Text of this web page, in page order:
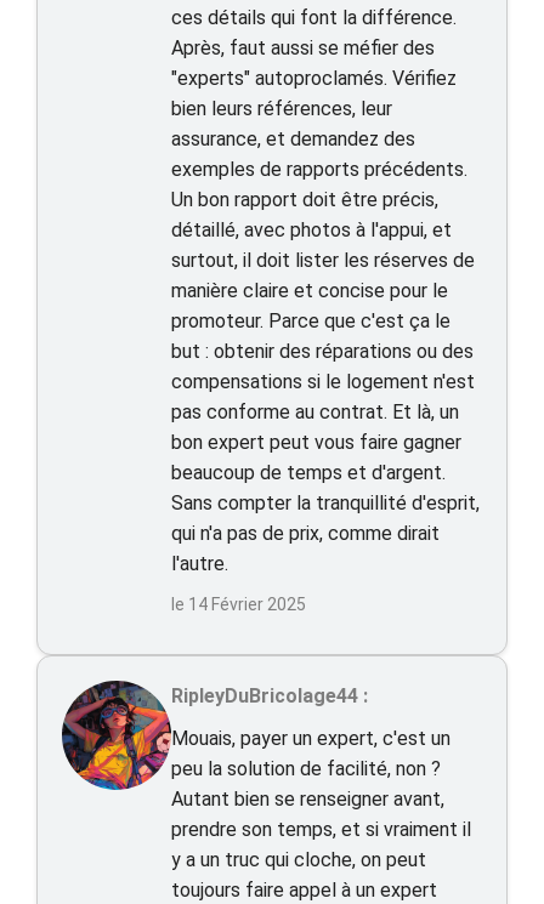
ces détails qui font la différence.
Après, faut aussi se méfier des
"experts" autoproclamés. Vérifiez
bien leurs références, leur
assurance, et demandez des
exemples de rapports précédents.
Un bon rapport doit être précis,
détaillé, avec photos à l'appui, et
surtout, il doit lister les réserves de
manière claire et concise pour le
promoteur. Parce que c'est ça le
but : obtenir des réparations ou des
compensations si le logement n'est
pas conforme au contrat. Et là, un
bon expert peut vous faire gagner
beaucoup de temps et d'argent.
Sans compter la tranquillité d'esprit,
qui n'a pas de prix, comme dirait
l'autre.
le 14 Février 2025
RipleyDuBricolage44 :
Mouais, payer un expert, c'est un
peu la solution de facilité, non ?
Autant bien se renseigner avant,
prendre son temps, et si vraiment il
y a un truc qui cloche, on peut
toujours faire appel à un expert